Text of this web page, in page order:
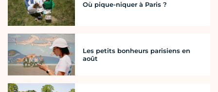
Où pique-niquer à Paris ?
Les petits bonheurs parisiens en
août